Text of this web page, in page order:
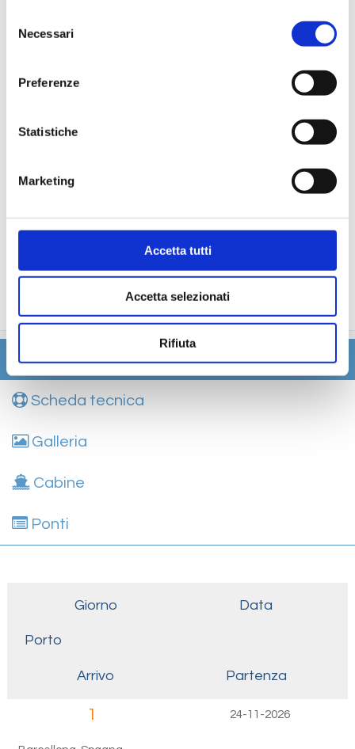
delNecessari
Preferenze
Statistiche
Marketing
Accetta tutti
Accetta selezionati
Rifiuta
(giochi, concorsi, tornei, feste, serate a tema).
balli e le feste in programma tutte le sere durante la
crociera.
lettini, teli mare, palestra, vasche idromassaggio,
biblioteca, discoteca.
La quota non comprende
Le quote di servizio (mance), le bevande, le escursioni a
terra nel corso della crociera, Assicurazione multirischi.
Le quote di servizio altri servizi (parrucchiere, massaggi,
Itinerario
Scheda tecnica
Galleria
Cabine
Ponti
Giorno Data
Porto
Arrivo Partenza
1 24-11-2026